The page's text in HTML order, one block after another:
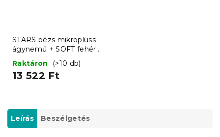
STARS bézs mikroplüss
ágynemű + SOFT fehér
mikroplüss lepedő
90x200 cm
Raktáron (>10 db)
13 522 Ft
Leírás Beszélgetés